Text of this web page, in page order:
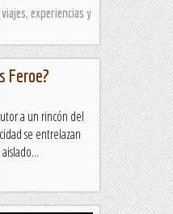
experiencias y
Feroe?
a un rincón del
se entrelazan